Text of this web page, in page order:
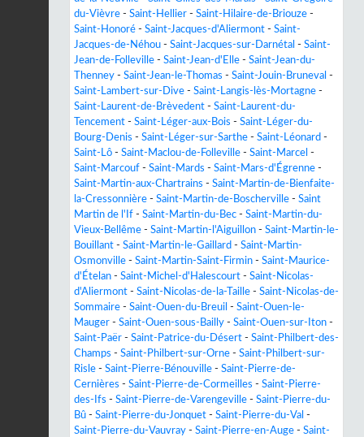
du-Vièvre - Saint-Hellier - Saint-Hilaire-de-Briouze -
Saint-Honoré - Saint-Jacques-d'Aliermont - Saint-
Jacques-de-Néhou - Saint-Jacques-sur-Darnétal - Saint-
Jean-de-Folleville - Saint-Jean-d'Elle - Saint-Jean-du-
Thenney - Saint-Jean-le-Thomas - Saint-Jouin-Bruneval -
Saint-Lambert-sur-Dive - Saint-Langis-lès-Mortagne -
Saint-Laurent-de-Brèvedent - Saint-Laurent-du-
Tencement - Saint-Léger-aux-Bois - Saint-Léger-du-
Bourg-Denis - Saint-Léger-sur-Sarthe - Saint-Léonard -
Saint-Lô - Saint-Maclou-de-Folleville - Saint-Marcel -
Saint-Marcouf - Saint-Mards - Saint-Mars-d'Égrenne -
Saint-Martin-aux-Chartrains - Saint-Martin-de-Bienfaite-
la-Cressonnière - Saint-Martin-de-Boscherville - Saint
Martin de l'If - Saint-Martin-du-Bec - Saint-Martin-du-
Vieux-Bellême - Saint-Martin-l'Aiguillon - Saint-Martin-le-
Bouillant - Saint-Martin-le-Gaillard - Saint-Martin-
Osmonville - Saint-Martin-Saint-Firmin - Saint-Maurice-
d'Ételan - Saint-Michel-d'Halescourt - Saint-Nicolas-
d'Aliermont - Saint-Nicolas-de-la-Taille - Saint-Nicolas-de-
Sommaire - Saint-Ouen-du-Breuil - Saint-Ouen-le-
Mauger - Saint-Ouen-sous-Bailly - Saint-Ouen-sur-Iton -
Saint-Paër - Saint-Patrice-du-Désert - Saint-Philbert-des-
Champs - Saint-Philbert-sur-Orne - Saint-Philbert-sur-
Risle - Saint-Pierre-Bénouville - Saint-Pierre-de-
Cernières - Saint-Pierre-de-Cormeilles - Saint-Pierre-
des-Ifs - Saint-Pierre-de-Varengeville - Saint-Pierre-du-
Bû - Saint-Pierre-du-Jonquet - Saint-Pierre-du-Val -
Saint-Pierre-du-Vauvray - Saint-Pierre-en-Auge - Saint-